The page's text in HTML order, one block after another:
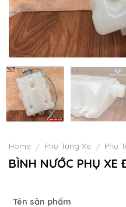
Home / Phụ Tùng Xe / Phụ
BÌNH NƯỚC PHỤ XE
Tên sản phẩm